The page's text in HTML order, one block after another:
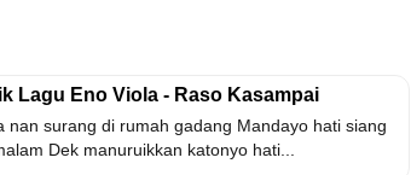
Lagu Eno Viola - Raso Kasampai
nan surang di rumah gadang Mandayo hati siang
Dek manuruikkan katonyo hati...